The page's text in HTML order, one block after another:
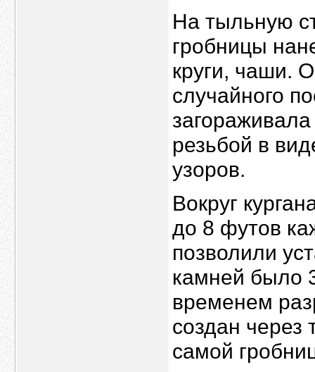
На тыльную
гробницы
круги, чаши.
случайного
резьбой в
узоров.
Вокруг
до 8 футов
позволили
камней было
временем
создан через
самой